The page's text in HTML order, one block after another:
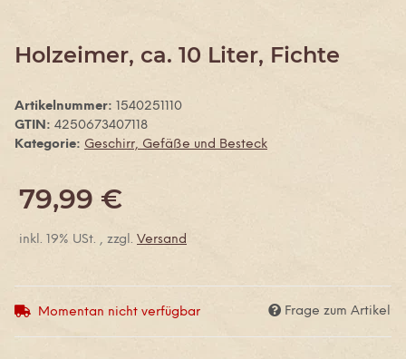
Holzeimer, ca. 10 Liter, Fichte
Artikelnummer:
1540251110
GTIN: 4250673407118
Kategorie: Geschirr, Gefäße und Besteck
79,99 €
inkl. 19% USt. , zzgl. Versand
Momentan nicht verfügbar Frage zum Artikel